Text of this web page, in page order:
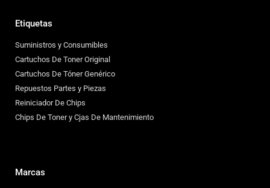
Etiquetas
Suministros y Consumibles
Cartuchos De Toner Original
Cartuchos De Tóner Genérico
Repuestos Partes y Piezas
Reiniciador De Chips
Chips De Toner y Cjas De Mantenimiento
Marcas